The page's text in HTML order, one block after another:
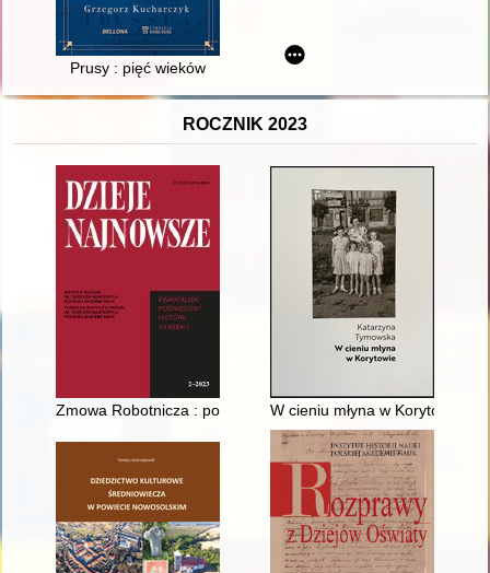
Prusy : pięć wieków
ROCZNIK 2023
Zmowa Robotnicza : powstanie, działalność i likwidacja :
W cieniu młyna w Korytowie